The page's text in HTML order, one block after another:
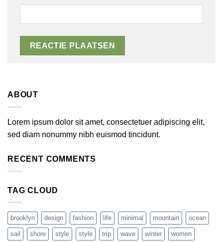
ABOUT
Lorem ipsum dolor sit amet, consectetuer adipiscing elit,
sed diam nonummy nibh euismod tincidunt.
RECENT COMMENTS
TAG CLOUD
brooklyn design fashion life minimal mountain ocean
sail shore style style trip wave winter women